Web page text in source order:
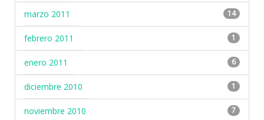
marzo 2011 14
febrero 2011 1
enero 2011 6
diciembre 2010 1
noviembre 2010 7